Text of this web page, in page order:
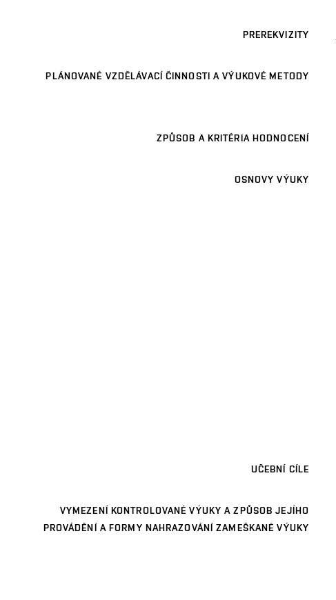
PREREKVIZITY
PLÁNOVANÉ VZDĚLÁVACÍ ČINNOSTI A VÝUKOVÉ METODY
ZPŮSOB A KRITÉRIA HODNOCENÍ
OSNOVY VÝUKY
UČEBNÍ CÍLE
VYMEZENÍ KONTROLOVANÉ VÝUKY A ZPŮSOB JEJÍHO
PROVÁDĚNÍ A FORMY NAHRAZOVÁNÍ ZAMEŠKANÉ VÝUKY